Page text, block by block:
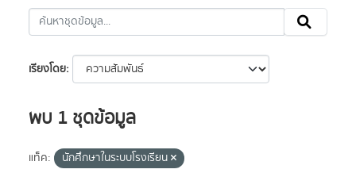
เรียงโดย
พบ 1 ชุดข้อมูล
แท็ค:
นักศึกษาในระบบโรงเรียน